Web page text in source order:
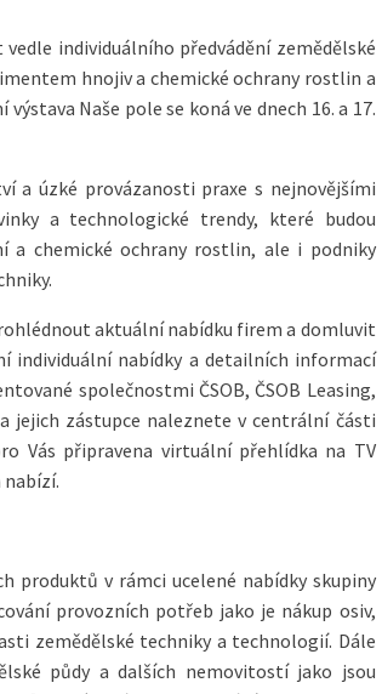
individuálního předvádění zemědělské
hnojiv a chemické ochrany rostlin a
Naše pole se koná ve dnech 16. a 17.
a úzké provázanosti praxe s nejnovějšími
a technologické trendy, které budou
a chemické ochrany rostlin, ale i podniky
aktuální nabídku firem a domluvit
individuální nabídky a detailních informací
společnostmi ČSOB, ČSOB Leasing,
a jejich zástupce naleznete v centrální části
Vás připravena virtuální přehlídka na TV
nabízí.
produktů v rámci ucelené nabídky skupiny
provozních potřeb jako je nákup osiv,
zemědělské techniky a technologií. Dále
půdy a dalších nemovitostí jako jsou